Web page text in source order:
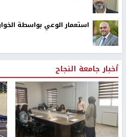
استعمار الوعي بواسطة
أخبار جامعة النجاح